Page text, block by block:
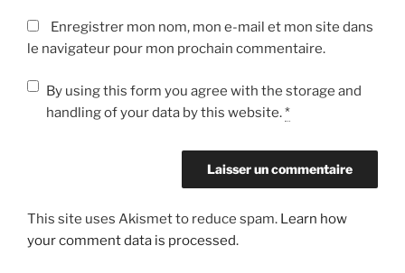
Enregistrer mon nom, mon e-mail et mon site dans
le navigateur pour mon prochain commentaire.
By using this form you agree with the storage and
handling of your data by this website.*
This site uses Akismet to reduce spam. Learn how
your comment data is processed.